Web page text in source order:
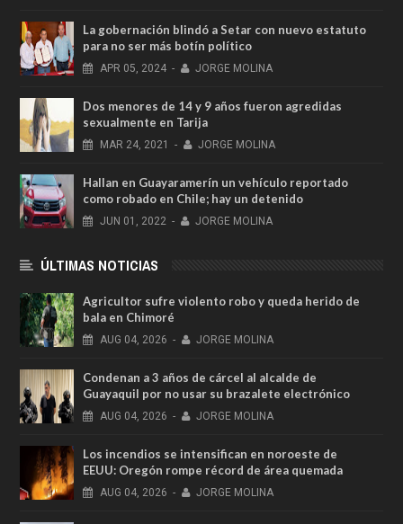
La gobernación blindó a Setar con nuevo estatuto
para no ser más botín político
APR 05, 2024 - JORGE MOLINA
Dos menores de 14 y 9 años fueron agredidas
sexualmente en Tarija
MAR 24, 2021 - JORGE MOLINA
Hallan en Guayaramerín un vehículo reportado
como robado en Chile; hay un detenido
JUN 01, 2022 - JORGE MOLINA
ÚLTIMAS NOTICIAS
Agricultor sufre violento robo y queda herido de
bala en Chimoré
AUG 04, 2026 - JORGE MOLINA
Condenan a 3 años de cárcel al alcalde de
Guayaquil por no usar su brazalete electrónico
AUG 04, 2026 - JORGE MOLINA
Los incendios se intensifican en noroeste de
EEUU: Oregón rompe récord de área quemada
AUG 04, 2026 - JORGE MOLINA